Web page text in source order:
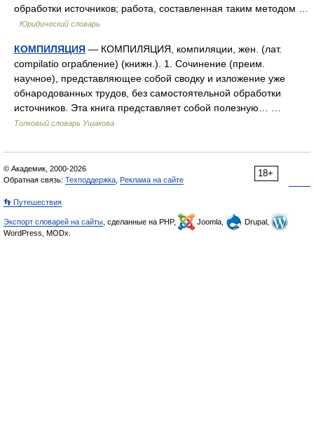
обработки источников; работа, составленная таким методом …
Юридический словарь
КОМПИЛЯЦИЯ — КОМПИЛЯЦИЯ, компиляции, жен. (лат.
compilatio ограбление) (книжн.). 1. Сочинение (преим.
научное), представляющее собой сводку и изложение уже
обнародованных трудов, без самостоятельной обработки
источников. Эта книга представляет собой полезную… …
Толковый словарь Ушакова
18+
© Академик, 2000-2026
Обратная связь: Техподдержка Реклама на сайте
👣 Путешествия
Экспорт словарей на сайты , сделанные на PHP, Joomla,
Drupal,
WordPress, MODx.